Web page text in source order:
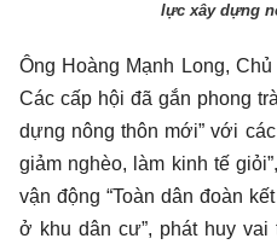
lực xây dựng
Ông Hoàng Mạnh Long,
Các cấp hội đã gắn phong
dựng nông thôn mới” với
giảm nghèo, làm kinh tế
vận động “Toàn dân đoàn
ở khu dân cư”, phát huy